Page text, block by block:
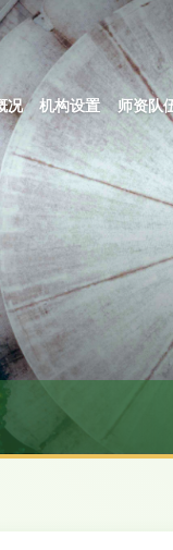
况 机构设置 师资队